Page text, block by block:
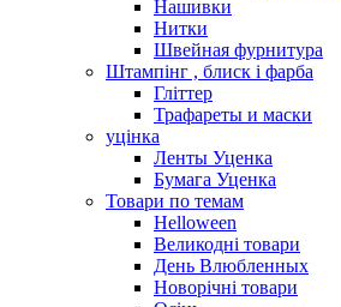
Нашивки
Нитки
Швейная фурнитура
Штампінг , блиск і фарба
Гліттер
Трафареты и маски
уцінка
Ленты Уценка
Бумага Уценка
Товари по темам
Helloween
Великодні товари
День Влюбленных
Новорічні товари